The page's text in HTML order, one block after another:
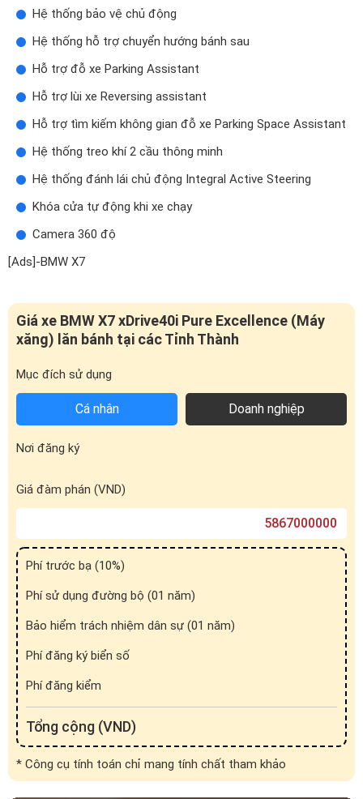
Hệ thống bảo vệ chủ động
Hệ thống hỗ trợ chuyển hướng bánh sau
Hỗ trợ đỗ xe Parking Assistant
Hỗ trợ lùi xe Reversing assistant
Hỗ trợ tìm kiếm không gian đỗ xe Parking Space Assistant
Hệ thống treo khí 2 cầu thông minh
Hệ thống đánh lái chủ động Integral Active Steering
Khóa cửa tự động khi xe chạy
Camera 360 độ
[Ads]-BMW X7
Giá xe BMW X7 xDrive40i Pure Excellence (Máy
xăng) lăn bánh tại các Tỉnh Thành
Mục đích sử dụng
Cá nhân Doanh nghiệp
Nơi đăng ký
Giá đàm phán (VND)
Phí trước bạ (10%)
Phí sử dụng đường bộ (01 năm)
Bảo hiểm trách nhiệm dân sự (01 năm)
Phí đăng ký biển số
Phí đăng kiểm
Tổng cộng (VND)
* Công cụ tính toán chỉ mang tính chất tham khảo